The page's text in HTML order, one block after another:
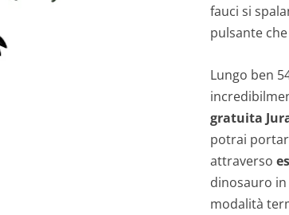
fauci si
pulsante
Lungo ben
gratuita
potrai
attraverso
dinosauro
modalità